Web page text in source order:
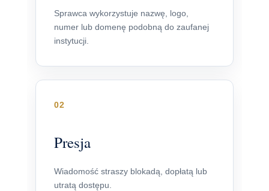
Sprawca wykorzystuje nazwę, logo,
numer lub domenę podobną do zaufanej
instytucji.
02
Presja
Wiadomość straszy blokadą, dopłatą lub
utratą dostępu.